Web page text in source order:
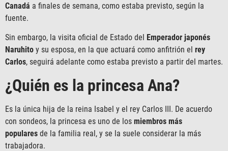
Canadá a finales de semana, como estaba previsto, según la
fuente.
Sin embargo, la visita oficial de Estado del Emperador japonés
Naruhito y su esposa, en la que actuará como anfitrión el rey
Carlos, seguirá adelante como estaba previsto a partir del martes.
¿Quién es la princesa Ana?
Es la única hija de la reina Isabel y el rey Carlos III. De acuerdo
con sondeos, la princesa es uno de los miembros más
populares de la familia real, y se la suele considerar la más
trabajadora.